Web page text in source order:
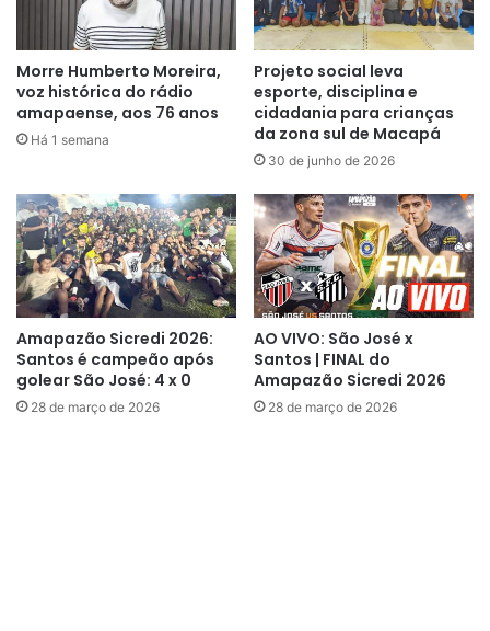
precisamos enfrentar, pois as
mulheres merecem a atenção e
contamos com o apoio da
administração pública para
realizar o torneio. Trabalhamos
em colaboração com as equipes
para estabelecer a competição e
estamos confiantes de que esta
Copa será um catalisador para
outras competições de elite em
nosso futebol feminino” , comenta
Marcos Araújo, organizador do
Morre Humberto Moreira,
voz histórica do rádio
amapaense, aos 76 anos
Há 1 semana
Projeto social leva
esporte, disciplina e
cidadania para crianças
da zona sul de Macapá
30 de junho de 2026
Amapazão Sicredi 2026:
Santos é campeão após
golear São José: 4 x 0
28 de março de 2026
AO VIVO: São José x
Santos | FINAL do
Amapazão Sicredi 2026
28 de março de 2026